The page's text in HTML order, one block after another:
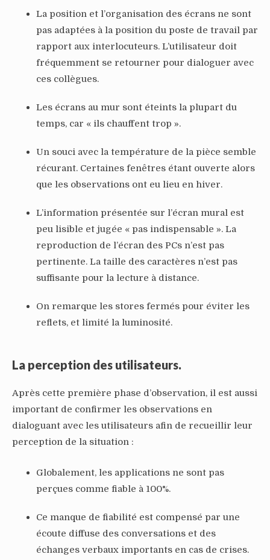
La position et l’organisation des écrans ne sont
pas adaptées à la position du poste de travail par
rapport aux interlocuteurs. L’utilisateur doit
fréquemment se retourner pour dialoguer avec
ces collègues.
Les écrans au mur sont éteints la plupart du
temps, car « ils chauffent trop ».
Un souci avec la température de la pièce semble
récurant. Certaines fenêtres étant ouverte alors
que les observations ont eu lieu en hiver.
L’information présentée sur l’écran mural est
peu lisible et jugée « pas indispensable ». La
reproduction de l’écran des PCs n’est pas
pertinente. La taille des caractères n’est pas
suffisante pour la lecture à distance.
On remarque les stores fermés pour éviter les
reflets, et limité la luminosité.
La perception des utilisateurs.
Après cette première phase d’observation, il est aussi
important de confirmer les observations en
dialoguant avec les utilisateurs afin de recueillir leur
perception de la situation :
Globalement, les applications ne sont pas
perçues comme fiable à 100%.
Ce manque de fiabilité est compensé par une
écoute diffuse des conversations et des
échanges verbaux importants en cas de crises.